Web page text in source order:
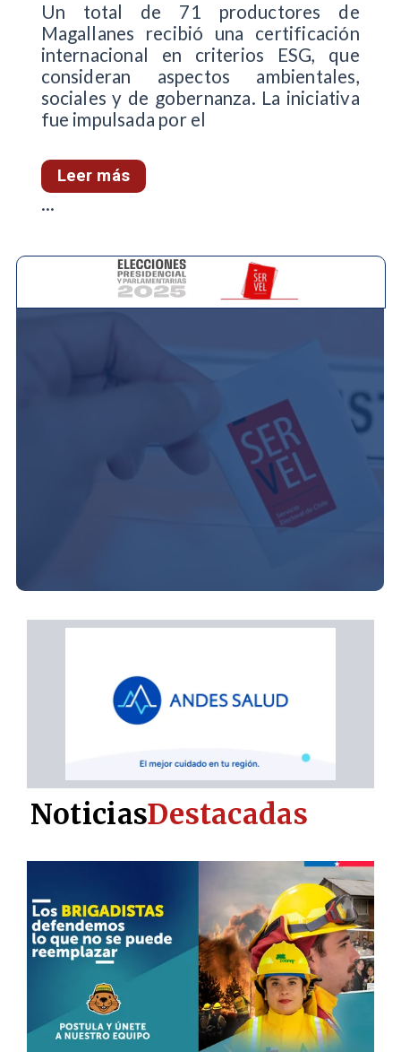
Un total de 71 productores de
Magallanes recibió una certificación
internacional en criterios ESG, que
consideran aspectos ambientales,
sociales y de gobernanza. La iniciativa
fue impulsada por el
Leer más
...
NoticiasDestacadas